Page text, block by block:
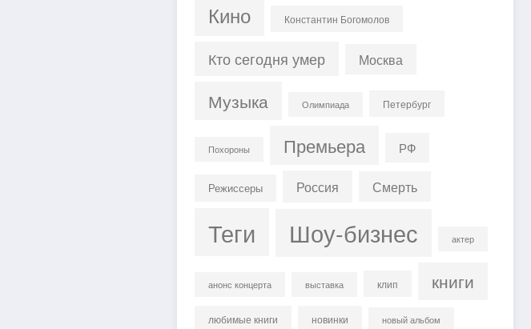
Кино Константин Богомолов
Кто сегодня умер Москва
Музыка Олимпиада Петербург
Похороны Премьера РФ
Режиссеры Россия Смерть
Теги Шоу-бизнес актер
анонс концерта выставка клип книги
любимые книги новинки новый альбом